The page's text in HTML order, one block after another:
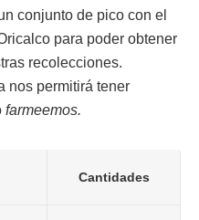
conjunto de pico con el
para poder obtener
recolecciones.
nos permitirá tener
farmeemos.
Cantidades